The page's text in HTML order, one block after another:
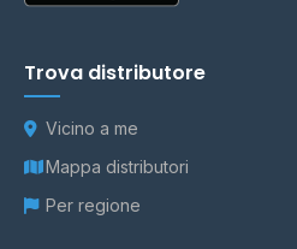
Trova distributore
Vicino a me
Mappa distributori
Per regione